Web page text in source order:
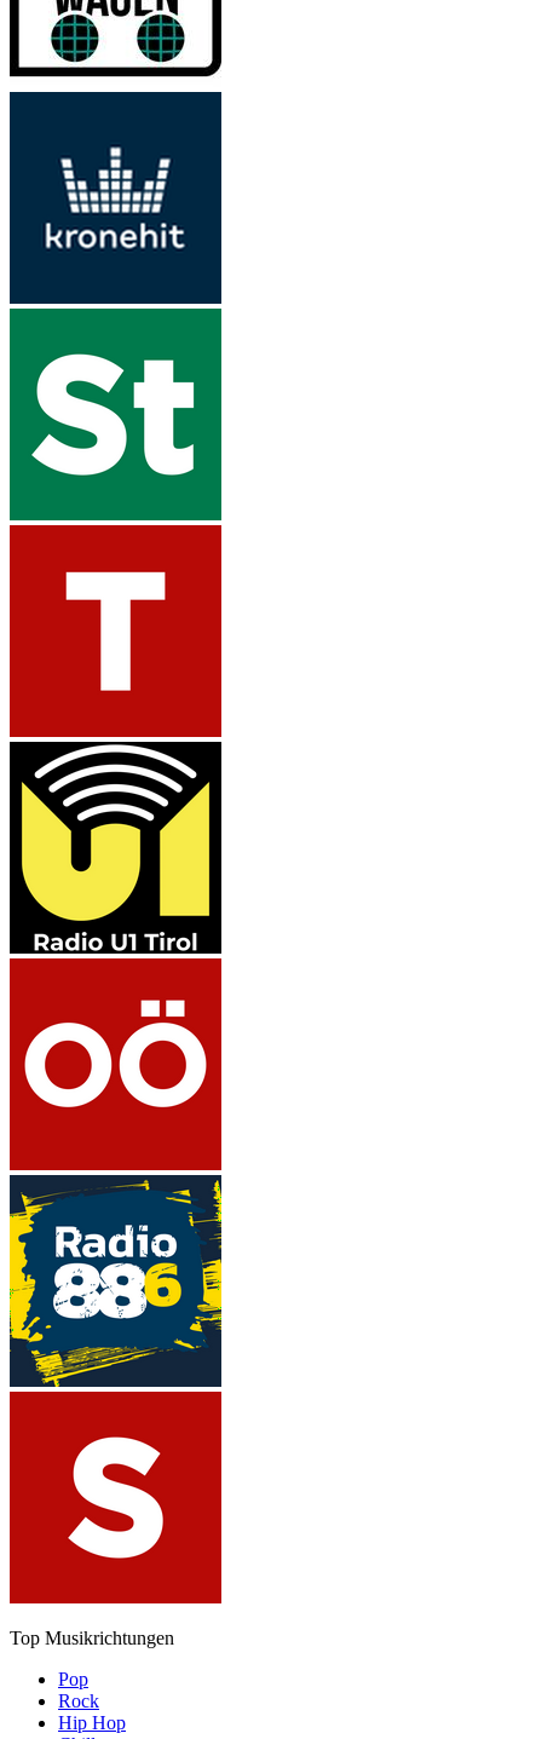
Top Musikrichtungen
Pop
Rock
Hip Hop